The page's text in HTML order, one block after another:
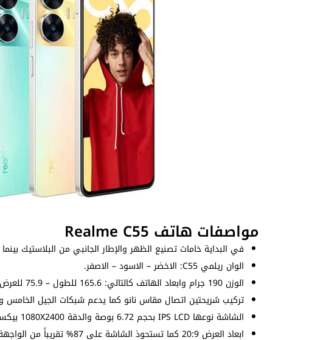
مواصفات هاتف Realme C55
في البداية خامات تصنيع الظهر والإطار الجانبي من البلاستيك
الوان ريلمي C55: الاخضر – الاسود – الاصفر.
الوزن 190 جرام وابعاد الهاتف كالتالي: 165.6 للطول – 75.9 للعرض – 7.9 للسُمك (ملم).
تركيب شريحتين اتصال مقاس نانو كما يدعم شبكات الجيل الخامس
الشاشة نوعها IPS LCD بحجم 6.72 بوصة والدقة 1080X2400 بيكسل بكثافة بيكسلات 392 بيكسل لكل بوصة.
ابعاد العرض 20:9 كما تستحوذ الشاشة على 87% تقريباً من الواجهة الامامية ويصل سطوعها إلى 680nits.